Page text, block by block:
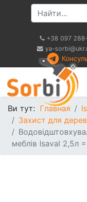
+38 097
ya-
Ви тут: Главная
Захист для
меблів Isaval 2,5л